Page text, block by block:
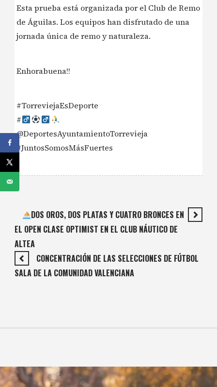
Esta prueba está organizada por el Club de Remo
de Águilas. Los equipos han disfrutado de una
jornada única de remo y naturaleza.
Enhorabuena!!
#TorreviejaEsDeporte
#‍
@DeportesAyuntamientoTorrevieja
#JuntosSomosMásFuertes
DOS OROS, DOS PLATAS Y CUATRO BRONCES EN
EL OPEN CLASE OPTIMIST EN EL CLUB NÁUTICO DE
ALTEA
CONCENTRACIÓN DE LAS SELECCIONES DE FÚTBOL
SALA DE LA COMUNIDAD VALENCIANA